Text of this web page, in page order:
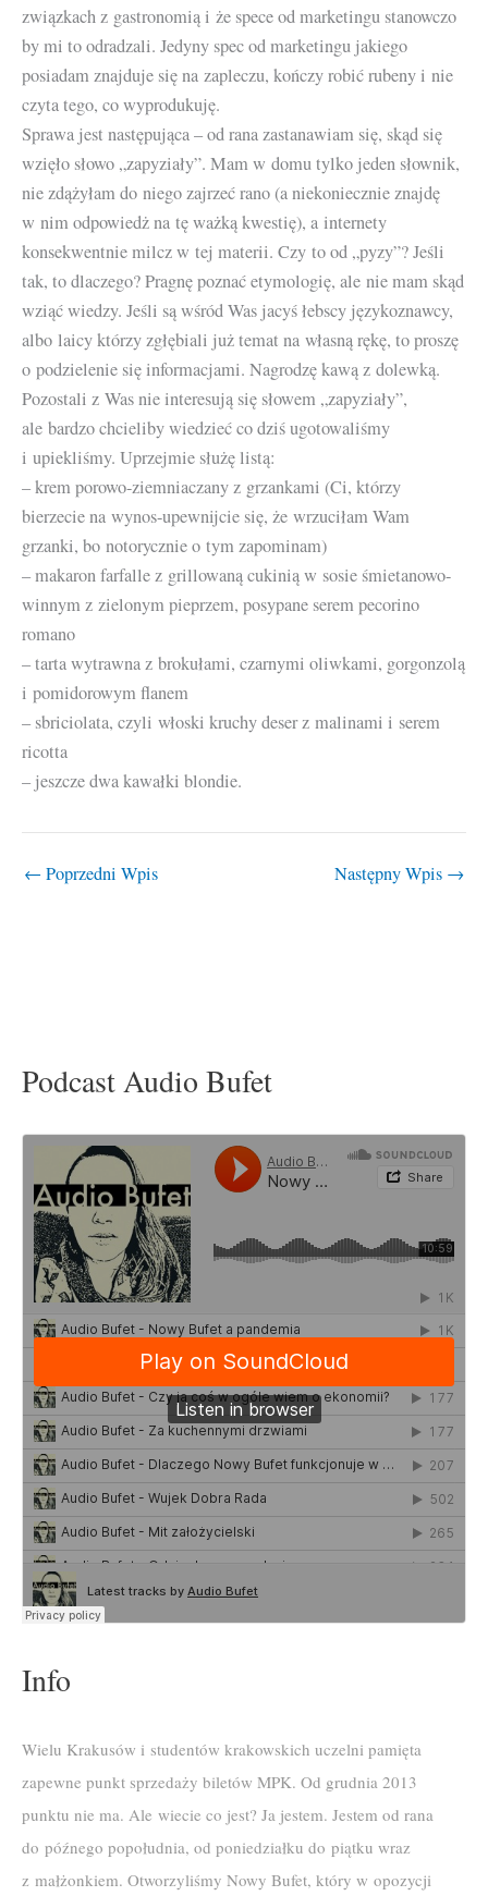
związkach z gastronomią i że spece od marketingu stanowczo
by mi to odradzali. Jedyny spec od marketingu jakiego
posiadam znajduje się na zapleczu, kończy robić rubeny i nie
czyta tego, co wyprodukuję.
Sprawa jest następująca – od rana zastanawiam się, skąd się
wzięło słowo „zapyziały”. Mam w domu tylko jeden słownik,
nie zdążyłam do niego zajrzeć rano (a niekoniecznie znajdę
w nim odpowiedż na tę ważką kwestię), a internety
konsekwentnie milcz w tej materii. Czy to od „pyzy”? Jeśli
tak, to dlaczego? Pragnę poznać etymologię, ale nie mam skąd
wziąć wiedzy. Jeśli są wśród Was jacyś łebscy językoznawcy,
albo laicy którzy zgłębiali już temat na własną rękę, to proszę
o podzielenie się informacjami. Nagrodzę kawą z dolewką.
Pozostali z Was nie interesują się słowem „zapyziały”,
ale bardzo chcieliby wiedzieć co dziś ugotowaliśmy
i upiekliśmy. Uprzejmie służę listą:
– krem porowo-ziemniaczany z grzankami (Ci, którzy
bierzecie na wynos-upewnijcie się, że wrzuciłam Wam
grzanki, bo notorycznie o tym zapominam)
– makaron farfalle z grillowaną cukinią w sosie śmietanowo-
winnym z zielonym pieprzem, posypane serem pecorino
romano
– tarta wytrawna z brokułami, czarnymi oliwkami, gorgonzolą
i pomidorowym flanem
– sbriciolata, czyli włoski kruchy deser z malinami i serem
ricotta
– jeszcze dwa kawałki blondie.
← Poprzedni Wpis Następny Wpis →
Podcast Audio Bufet
Info
Wielu Krakusów i studentów krakowskich uczelni pamięta
zapewne punkt sprzedaży biletów MPK. Od grudnia 2013
punktu nie ma. Ale wiecie co jest? Ja jestem. Jestem od rana
do późnego popołudnia, od poniedziałku do piątku wraz
z małżonkiem. Otworzyliśmy Nowy Bufet, który w opozycji